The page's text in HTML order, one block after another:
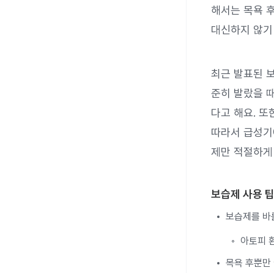
해서는 목욕
대신하지 않
최근 발표된
준히 발랐을
다고 해요. 또
따라서 급성
제만 적절하
보습제 사용 팁
보습제를 바
아토피
목욕 후뿐